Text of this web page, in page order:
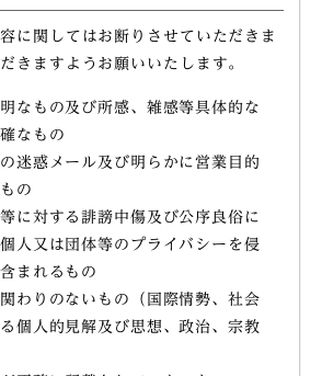
に関してはお断りさせていただきま
きますようお願いいたします。
なもの及び所感、雑感等具体的な
なもの
迷惑メール及び明らかに営業目的
の
に対する誹謗中傷及び公序良俗に
人又は団体等のプライバシーを侵
まれるもの
わりのないもの（国際情勢、社会
個人的見解及び思想、政治、宗教